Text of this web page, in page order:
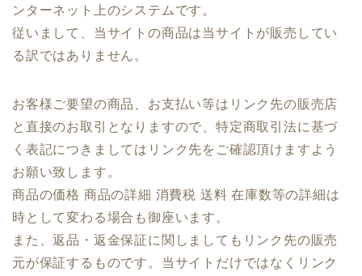
ンターネット上のシステムです。
従いまして、当サイトの商品は当サイトが販売してい
る訳ではありません。
お客様ご要望の商品、お支払い等はリンク先の販売店
と直接のお取引となりますので、特定商取引法に基づ
く表記につきましてはリンク先をご確認頂けますよう
お願い致します。
商品の価格 商品の詳細 消費税 送料 在庫数等の詳細は
時として変わる場合も御座います。
また、返品・返金保証に関しましてもリンク先の販売
元が保証するものです。当サイトだけではなくリンク